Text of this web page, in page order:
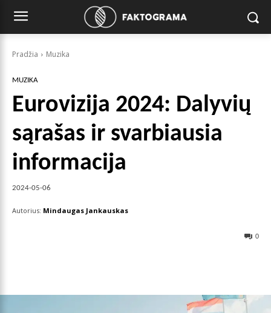
Pradžia Muzika
MUZIKA
Eurovizija 2024: Dalyvių
sąrašas ir svarbiausia
informacija
2024-05-06
Autorius: Mindaugas Jankauskas
0